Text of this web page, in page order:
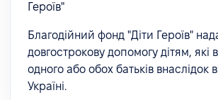
Благодійний фонд "Діти Героїв"
довгострокову допомогу дітям, які
одного або обох батьків внаслідок
Україні.